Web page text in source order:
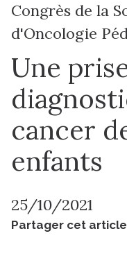
Congrès de la
d'Oncologie
Une
cancer
enfants
25/10/2021
Partager cet